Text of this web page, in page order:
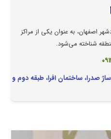
اصفهان، به عنوان یکی از مراکز
شناخته می‌شود.
صدرا، ساختمان افرا، طبقه دوم و